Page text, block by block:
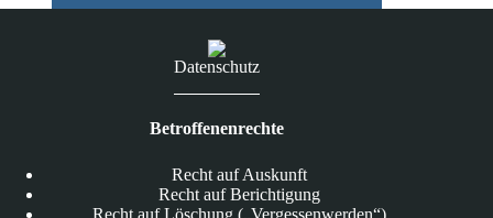
Datenschutz
Betroffenenrechte
Recht auf Auskunft
Recht auf Berichtigung
Recht auf Löschung („Vergessenwerden“)